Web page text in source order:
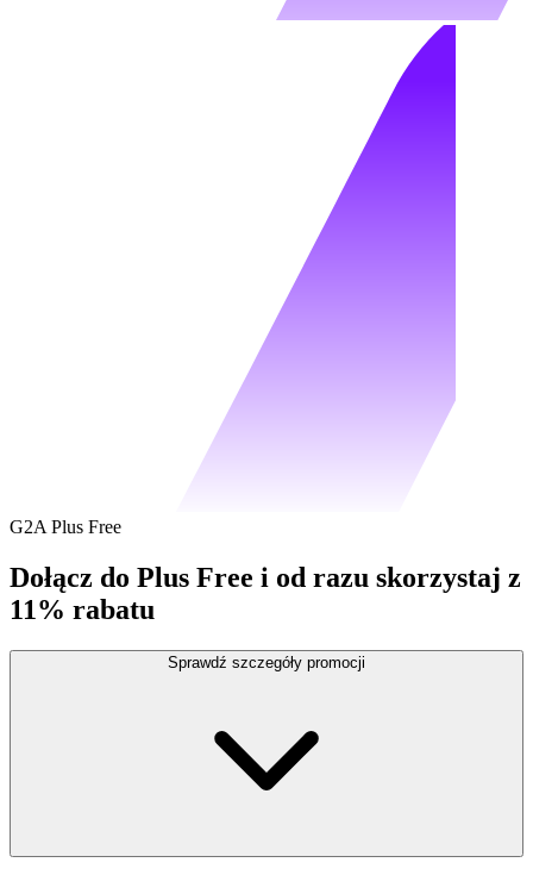
G2A Plus Free
Dołącz do Plus Free i od razu skorzystaj z
11% rabatu
Sprawdź szczegóły promocji